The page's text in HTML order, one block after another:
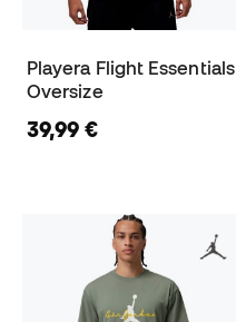
Playera Flight Essentials
Oversize
39,99 €